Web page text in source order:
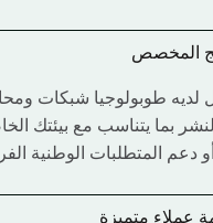
المخصص
طوبولوجيا شبكات
بما يتناسب مع بيئتك
أو دعم المتطلبات الوطنية
عملاء متميزة